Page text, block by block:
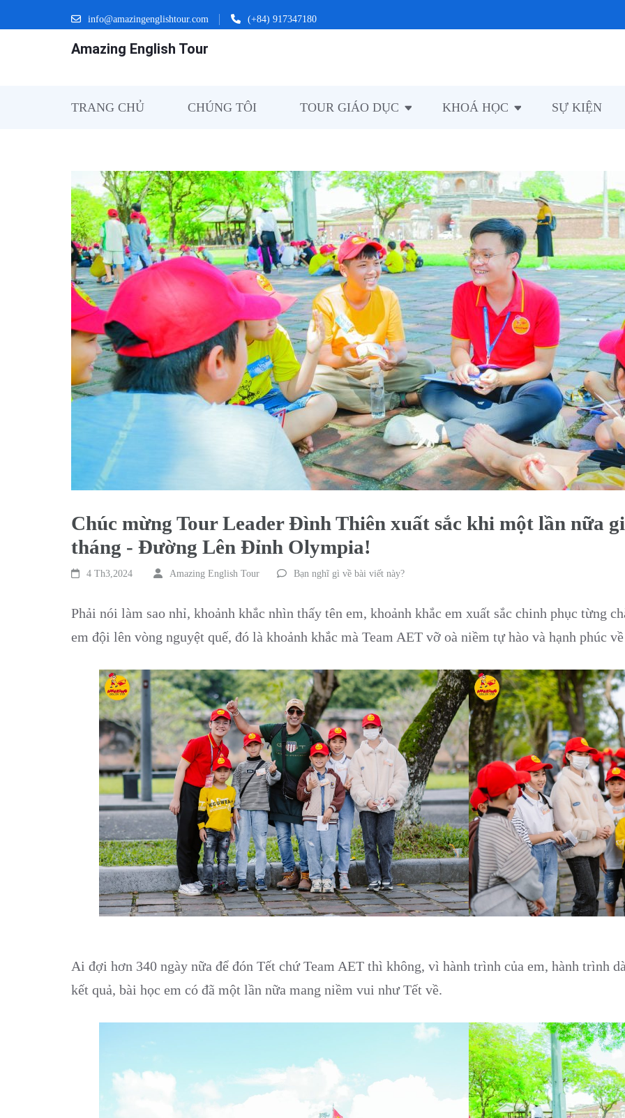
info@amazingenglishtour.com (+84) 917347180
Amazing English Tour
TRANG CHỦ CHÚNG TÔI TOUR GIÁO DỤC KHOÁ HỌC SỰ KIỆN
Chúc mừng Tour Leader Đình Thiên xuất sắc khi một lần nữa
tháng - Đường Lên Đỉnh Olympia!
4 Th3,2024 Amazing English Tour Bạn nghĩ gì về bài viết này?
Phải nói làm sao nhỉ, khoảnh khắc nhìn thấy tên em, khoảnh khắc em xuất sắc chinh phục từng
em đội lên vòng nguyệt quế, đó là khoảnh khắc mà Team AET vỡ oà niềm tự hào và hạnh phúc
Ai đợi hơn 340 ngày nữa để đón Tết chứ Team AET thì không, vì hành trình của em, hành trình
kết quả, bài học em có đã một lần nữa mang niềm vui như Tết về.